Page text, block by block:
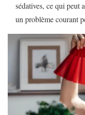
sédatives, ce qui peut
un problème courant